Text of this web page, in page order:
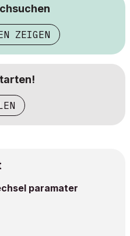
ZEIGEN
paramater